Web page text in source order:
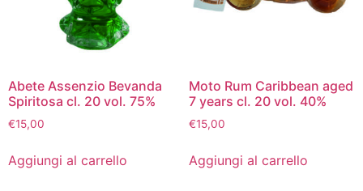
Abete Assenzio Bevanda
Spiritosa cl. 20 vol. 75%
€15,00
Aggiungi al carrello
Moto Rum Caribbean aged
7 years cl. 20 vol. 40%
€15,00
Aggiungi al carrello